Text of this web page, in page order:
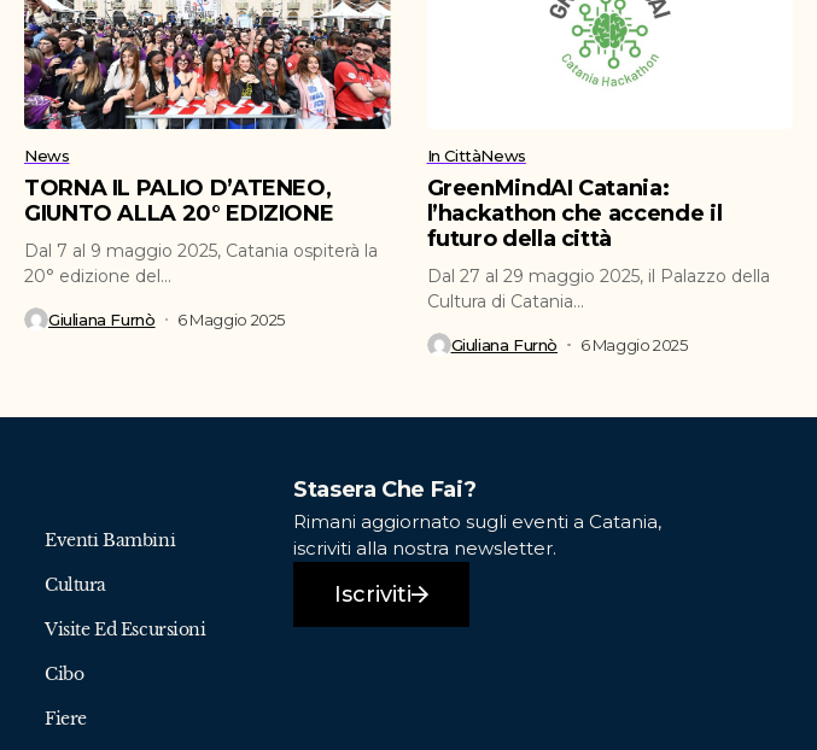
News
TORNA IL PALIO D’ATENEO,
GIUNTO ALLA 20° EDIZIONE
Dal 7 al 9 maggio 2025, Catania ospiterà la
20° edizione del...
Giuliana Furnò 6 Maggio 2025
In CittàNews
GreenMindAI Catania:
l’hackathon che accende il
futuro della città
Dal 27 al 29 maggio 2025, il Palazzo della
Cultura di Catania...
Giuliana Furnò 6 Maggio 2025
Eventi Bambini
Cultura
Visite Ed Escursioni
Cibo
Fiere
Stasera Che Fai?
Rimani aggiornato sugli eventi a Catania,
iscriviti alla nostra newsletter.
Iscriviti